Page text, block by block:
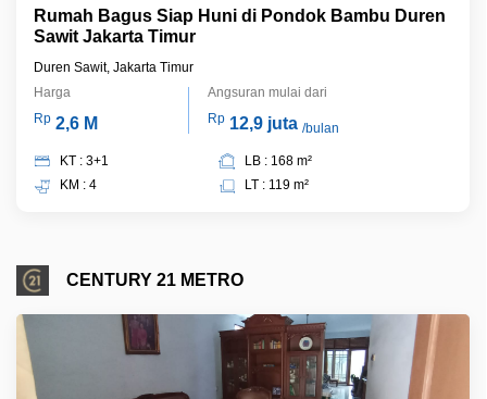
Rumah Bagus Siap Huni di Pondok Bambu Duren
Sawit Jakarta Timur
Duren Sawit, Jakarta Timur
Harga
Rp 2,6 M
Angsuran mulai dari
Rp 12,9 juta /bulan
KT : 3+1
KM : 4
LB : 168 m²
LT : 119 m²
CENTURY 21 METRO